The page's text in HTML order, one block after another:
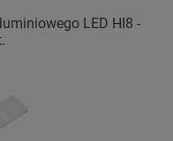
LED HI8 -